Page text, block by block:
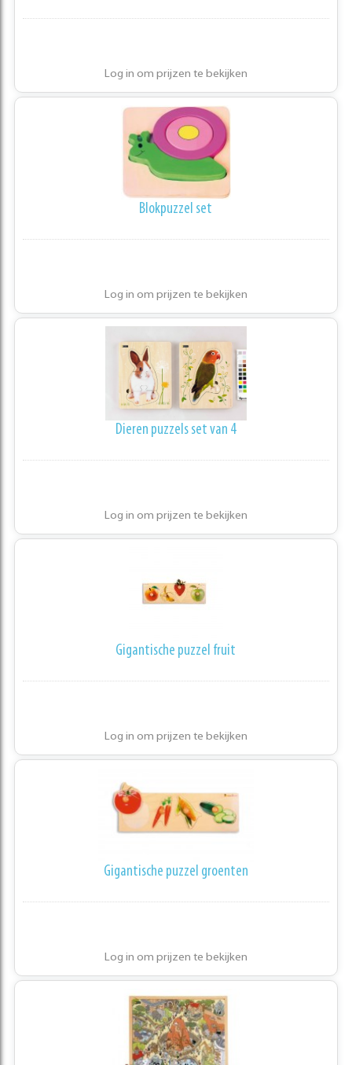
Log in om prijzen te bekijken
Blokpuzzel set
Log in om prijzen te bekijken
Dieren puzzels set van 4
Log in om prijzen te bekijken
Gigantische puzzel fruit
Log in om prijzen te bekijken
Gigantische puzzel groenten
Log in om prijzen te bekijken